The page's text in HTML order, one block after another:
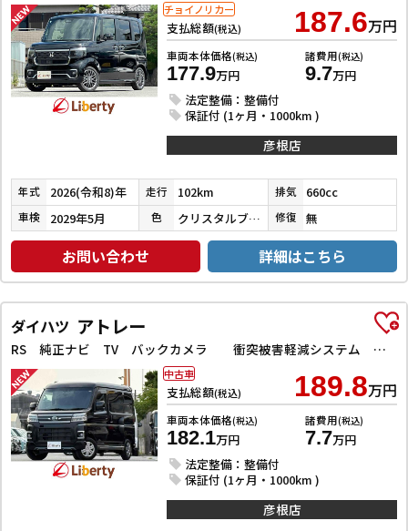
支払総額(税込) 187.6万円
車両本体価格(税込)
177.9万円
諸費用(税込)
9.7万円
法定整備：整備付
保証付 (1ヶ月・1000km )
チョイノリカー
彦根店
年式 2026(令和8)年 走行 102km 排気 660cc
車検 2029年5月 色 クリスタルブラックパール 修復 無
お問い合わせ 詳細はこちら
ダイハツ アトレー
RS 純正ナビ TV バックカメラ 衝突被害軽減システム クリアランスソナー オートクルーズコントロール 両側電動スライドドア スマートキー アイドリングストップ 電動格納ミラー オートライト
支払総額(税込) 189.8万円
車両本体価格(税込)
182.1万円
諸費用(税込)
7.7万円
法定整備：整備付
保証付 (1ヶ月・1000km )
中古車
彦根店